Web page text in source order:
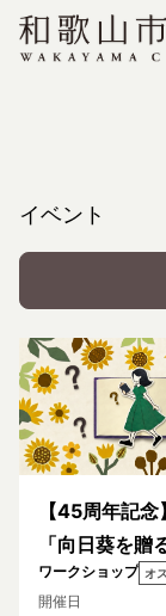
イベント
【45周年記念
「向日葵を贈
ワークショップ オ
開催日